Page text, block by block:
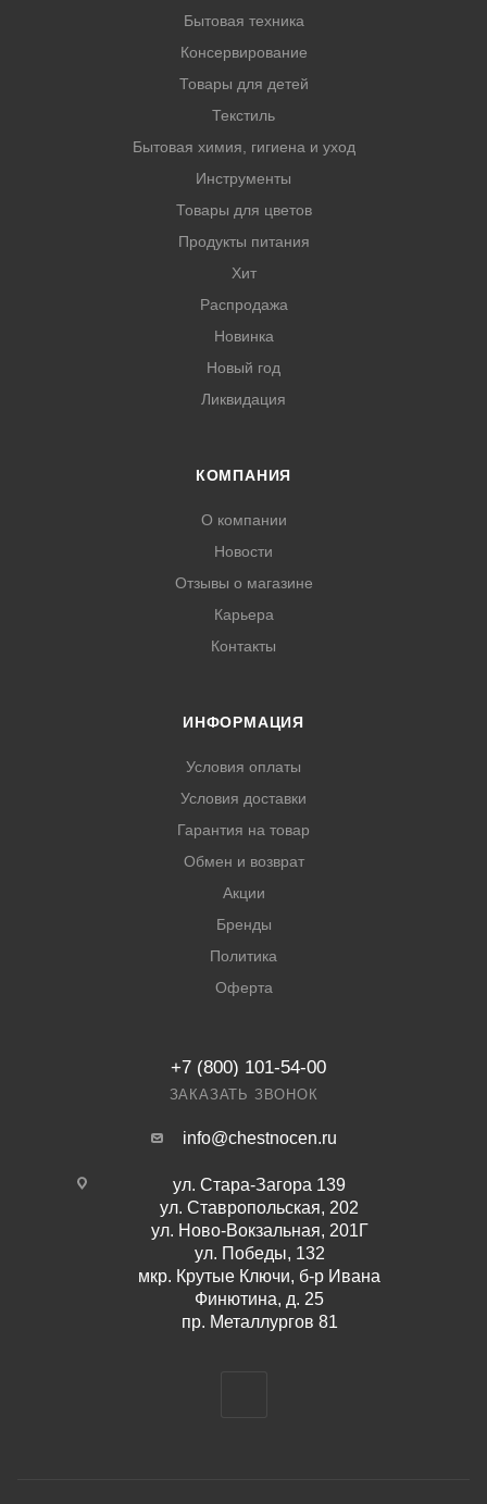
Бытовая техника
Консервирование
Товары для детей
Текстиль
Бытовая химия, гигиена и уход
Инструменты
Товары для цветов
Продукты питания
Хит
Распродажа
Новинка
Новый год
Ликвидация
КОМПАНИЯ
О компании
Новости
Отзывы о магазине
Карьера
Контакты
ИНФОРМАЦИЯ
Условия оплаты
Условия доставки
Гарантия на товар
Обмен и возврат
Акции
Бренды
Политика
Оферта
+7 (800) 101-54-00
ЗАКАЗАТЬ ЗВОНОК
info@chestnocen.ru
ул. Стара-Загора 139
ул. Ставропольская, 202
ул. Ново-Вокзальная, 201Г
ул. Победы, 132
мкр. Крутые Ключи, б-р Ивана
Финютина, д. 25
пр. Металлургов 81